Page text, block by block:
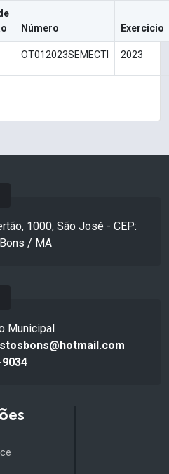
Número Exercicio
OT012023SEMECTI 2023
1000, São José - CEP:
/ MA
Municipal